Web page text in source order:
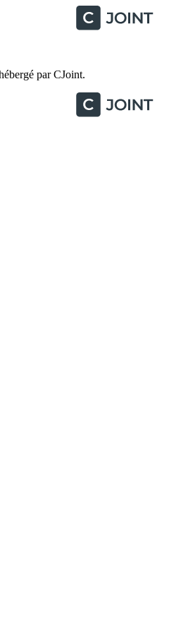
par CJoint.